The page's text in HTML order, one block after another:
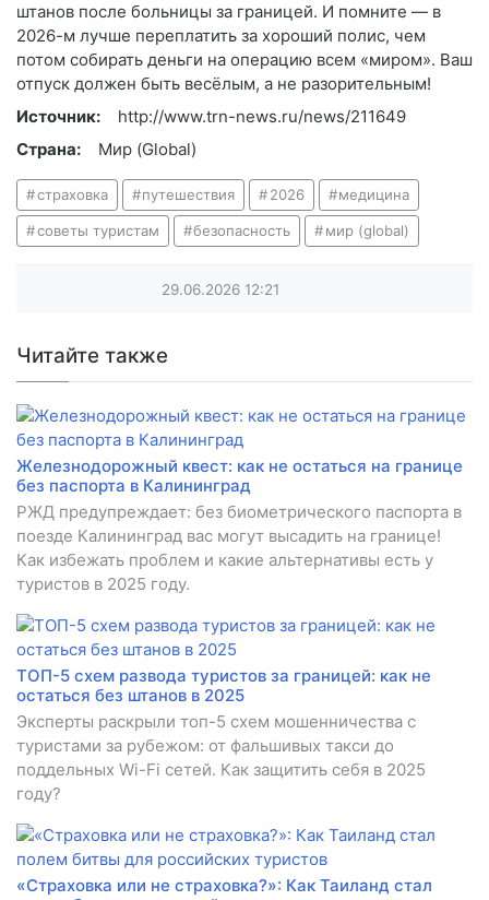
штанов после больницы за границей. И помните — в
2026-м лучше переплатить за хороший полис, чем
потом собирать деньги на операцию всем «миром». Ваш
отпуск должен быть весёлым, а не разорительным!
Источник:
http://www.trn-news.ru/news/211649
Страна:
Мир (Global)
страховка путешествия 2026 медицина
советы туристам безопасность мир (global)
29.06.2026 12:21
Читайте также
Железнодорожный квест: как не остаться на границе
без паспорта в Калининград
РЖД предупреждает: без биометрического паспорта в
поезде Калининград вас могут высадить на границе!
Как избежать проблем и какие альтернативы есть у
туристов в 2025 году.
ТОП-5 схем развода туристов за границей: как не
остаться без штанов в 2025
Эксперты раскрыли топ-5 схем мошенничества с
туристами за рубежом: от фальшивых такси до
поддельных Wi-Fi сетей. Как защитить себя в 2025
году?
«Страховка или не страховка?»: Как Таиланд стал